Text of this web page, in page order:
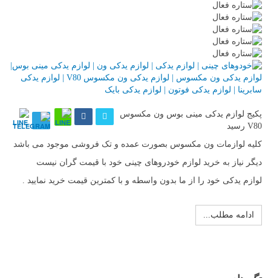
امتیاز
کاربران
پکیج لوازم یدکی مینی بوس ون مکسوس
V80 رسید
کلیه لوازمات ون مکسوس بصورت عمده و تک فروشی موجود می باشد
دیگر نیاز به خرید لوازم خودروهای چینی خود با قیمت گران نیست
لوازم یدکی خود را از ما بدون واسطه و با کمترین قیمت خرید نمایید .
ادامه مطلب...